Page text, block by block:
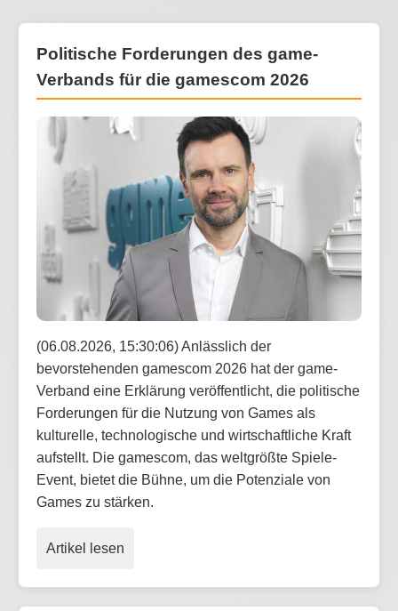
Politische Forderungen des game-
Verbands für die gamescom 2026
(06.08.2026, 15:30:06) Anlässlich der
bevorstehenden gamescom 2026 hat der game-
Verband eine Erklärung veröffentlicht, die politische
Forderungen für die Nutzung von Games als
kulturelle, technologische und wirtschaftliche Kraft
aufstellt. Die gamescom, das weltgrößte Spiele-
Event, bietet die Bühne, um die Potenziale von
Games zu stärken.
Artikel lesen